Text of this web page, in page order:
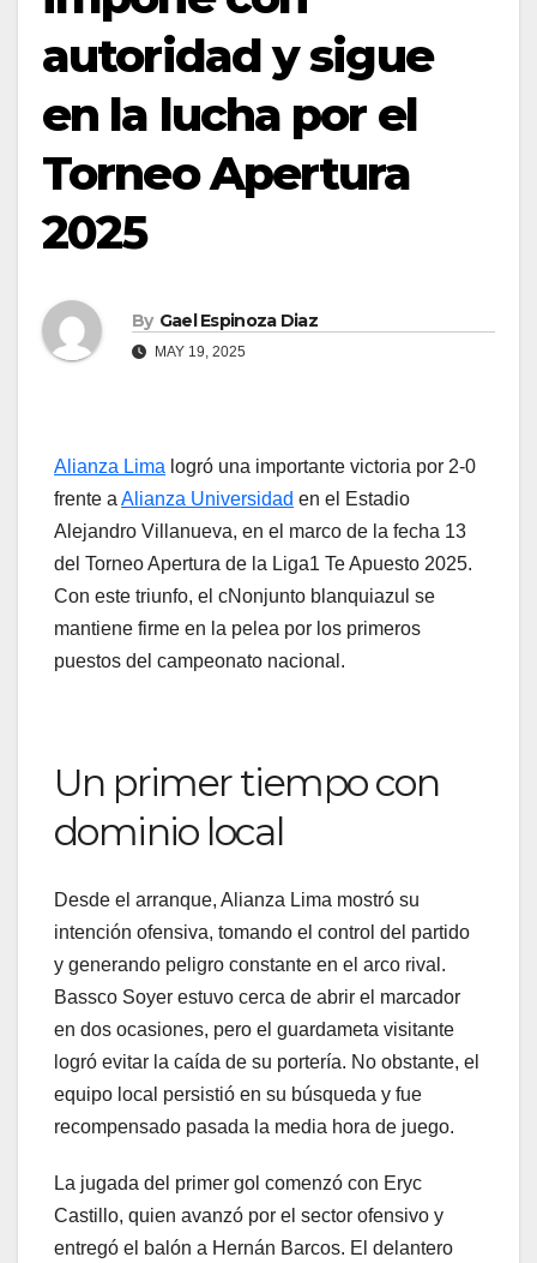
autoridad y sigue
en la lucha por el
Torneo Apertura
2025
By Gael Espinoza Diaz
MAY 19, 2025
Alianza Lima logró una importante victoria por 2-0
frente aAlianza Universidad en el Estadio
Alejandro Villanueva, en el marco de la fecha 13
del Torneo Apertura de la Liga1 Te Apuesto 2025.
Con este triunfo, el cNonjunto blanquiazul se
mantiene firme en la pelea por los primeros
puestos del campeonato nacional.
Un primer tiempo con
dominio local
Desde el arranque, Alianza Lima mostró su
intención ofensiva, tomando el control del partido
y generando peligro constante en el arco rival.
Bassco Soyer estuvo cerca de abrir el marcador
en dos ocasiones, pero el guardameta visitante
logró evitar la caída de su portería. No obstante, el
equipo local persistió en su búsqueda y fue
recompensado pasada la media hora de juego.
La jugada del primer gol comenzó con Eryc
Castillo, quien avanzó por el sector ofensivo y
entregó el balón a Hernán Barcos. El delantero